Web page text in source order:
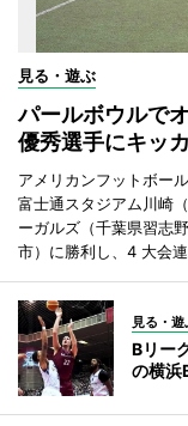
見る・遊ぶ
パールボウルで
優秀選手にキッ
アメリカンフットボー
富士通スタジアム川崎
ーガルズ（千葉県習志
市）に勝利し、4 大会
見る・遊
Bリー
の横浜